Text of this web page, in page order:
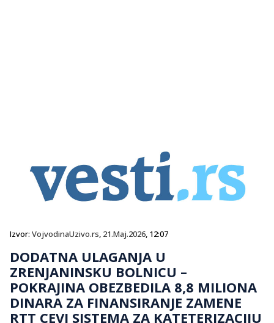
Izvor: VojvodinaUzivo.rs, 21.Maj.2026, 12:07
DODATNA ULAGANJA U
ZRENJANINSKU BOLNICU –
POKRAJINA OBEZBEDILA 8,8 MILIONA
DINARA ZA FINANSIRANJE ZAMENE
RTT CEVI SISTEMA ZA KATETERIZACIJU